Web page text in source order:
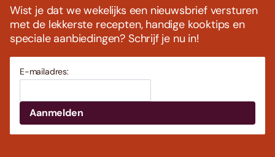
Wist je dat we wekelijks een nieuwsbrief versturen
met de lekkerste recepten, handige kooktips en
speciale aanbiedingen? Schrijf je nu in!
E-mailadres: